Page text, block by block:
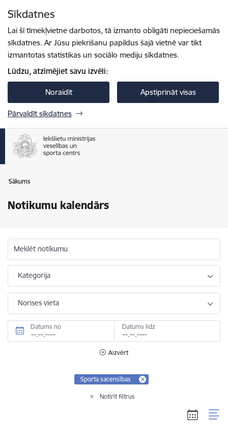
Sīkdatnes
Lai šī tīmekļvietne darbotos, tā izmanto obligāti nepieciešamās
sīkdatnes. Ar Jūsu piekrišanu papildus šajā vietnē var tikt
izmantotas statistikas un sociālo mediju sīkdatnes.
Lūdzu, atzīmējiet savu izvēli:
Noraidīt Apstiprināt visas
Pārvaldīt sīkdatnes
Sākums
Notikumu kalendārs
Meklēt notikumu
Kategorija
Norises vieta
Datums no Datums līdz
Aizvērt
Sporta sacensības
Notīrīt filtrus